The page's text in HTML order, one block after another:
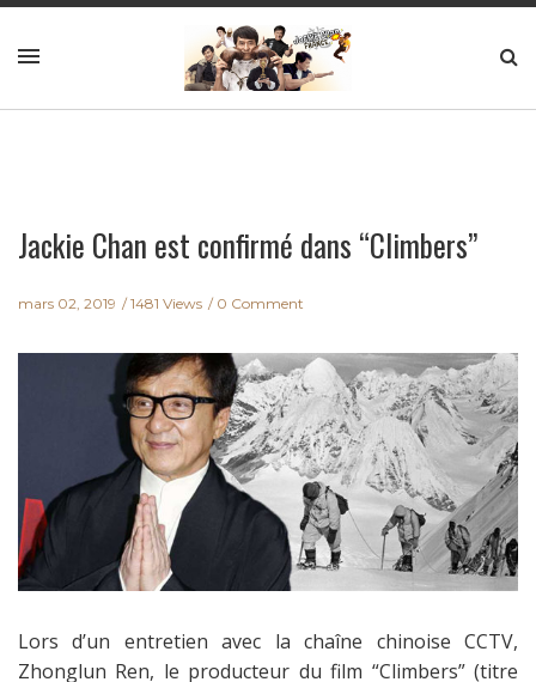
Jackie Chan est confirmé dans “Climbers”
mars 02, 2019 1481 Views 0 Comment
Lors d’un entretien avec la chaîne chinoise CCTV,
Zhonglun Ren, le producteur du film “Climbers” (titre